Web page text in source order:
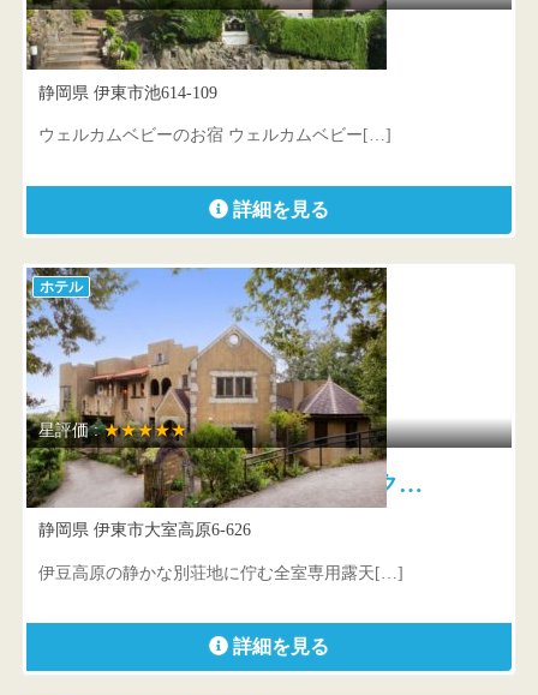
ウェルカムベビーのお宿 花彩亭
静岡県 伊東市池614-109
ウェルカムベビーのお宿 ウェルカムベビー[…]
詳細を見る
ホテル
星評価 :★★★★★
全室専用露天付英国アンティーク…
静岡県 伊東市大室高原6-626
伊豆高原の静かな別荘地に佇む全室専用露天[…]
詳細を見る